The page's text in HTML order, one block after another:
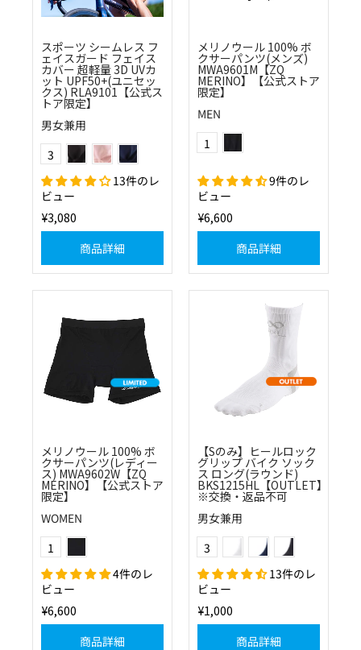
スポーツ シームレス フ
ェイスガード フェイス
カバー 超軽量 3D UVカ
ット UPF50+(ユニセッ
クス) RLA9101【公式ス
トア限定】
男女兼用
Color
3
13件のレ
ビュー
¥3,080
商品詳細
メリノウール 100% ボ
クサーパンツ(メンズ)
MWA9601M【ZQ
MERINO】【公式ストア
限定】
MEN
Color
1
9件のレ
ビュー
¥6,600
商品詳細
メリノウール 100% ボ
クサーパンツ(レディー
ス) MWA9602W【ZQ
MERINO】【公式ストア
限定】
WOMEN
Color
1
4件のレ
ビュー
¥6,600
商品詳細
【Sのみ】ヒールロック
グリップ バイク ソック
ス ロング(ラウンド)
BKS1215HL【OUTLET】
※交換・返品不可
男女兼用
Color
3
13件のレ
ビュー
¥1,000
商品詳細